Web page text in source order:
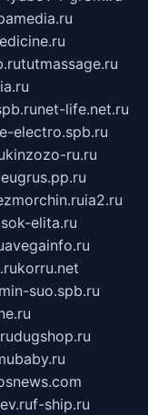
tutmassage.ru
net-life.net.ru
electro.spb.ru
kinzozo-ru.ru
eugrus.pp.ru
ia2.ru
elita.ru
avegainfo.ru
korru.net
suo.spb.ru
dugshop.ru
f-ship.ru